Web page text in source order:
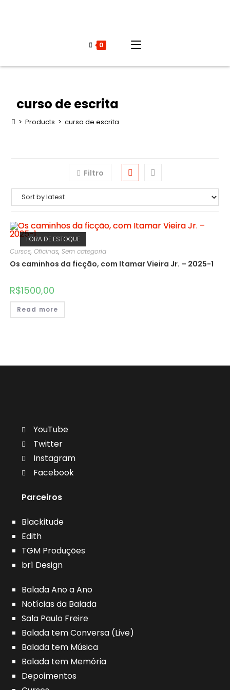
0
curso de escrita
> Products > curso de escrita
Filtro
FORA DE ESTOQUE
Cursos, Oficinas, Sem categoria
Os caminhos da ficção, com Itamar Vieira Jr. – 2025-1
R$1500,00
Read more
YouTube
Twitter
Instagram
Facebook
Parceiros
Blackitude
Edith
TGM Produções
br1 Design
Balada Ano a Ano
Notícias da Balada
Sala Paulo Freire
Balada tem Conversa (Live)
Balada tem Música
Balada tem Memória
Depoimentos